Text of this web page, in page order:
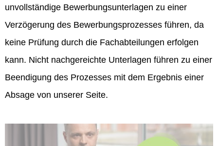
unvollständige Bewerbungsunterlagen zu einer
Verzögerung des Bewerbungsprozesses führen, da
keine Prüfung durch die Fachabteilungen erfolgen
kann. Nicht nachgereichte Unterlagen führen zu einer
Beendigung des Prozesses mit dem Ergebnis einer
Absage von unserer Seite.